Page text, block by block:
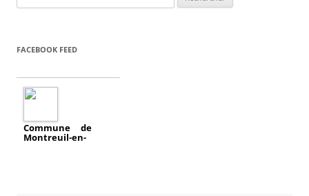
FACEBOOK FEED
Commune de
Montreuil-en-